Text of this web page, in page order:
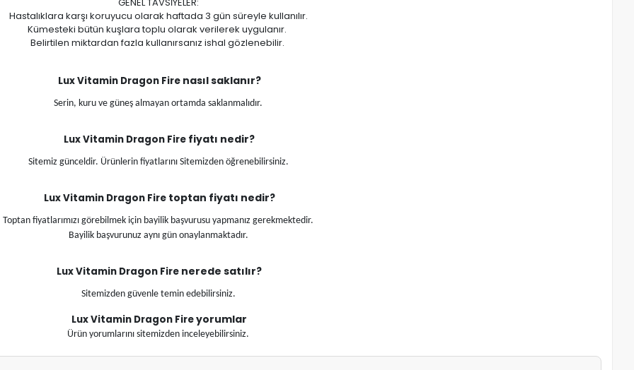
GENEL TAVSİYELER:
Hastalıklara karşı koruyucu olarak haftada 3 gün süreyle kullanılır.
Kümesteki bütün kuşlara toplu olarak verilerek uygulanır.
Belirtilen miktardan fazla kullanırsanız ishal gözlenebilir.
Lux Vitamin Dragon Firenasıl saklanır?
Serin, kuru ve güneş almayan ortamda saklanmalıdır.
Lux Vitamin Dragon Fire fiyatı nedir?
Sitemiz günceldir. Ürünlerin fiyatlarını Sitemizden öğrenebilirsiniz.
Lux Vitamin Dragon Firetoptan fiyatı nedir?
Toptan fiyatlarımızı görebilmek için bayilik başvurusu yapmanız gerekmektedir.
Bayilik başvurunuz aynı gün onaylanmaktadır.
Lux Vitamin Dragon Fire nerede satılır?
Sitemizden güvenle temin edebilirsiniz.
Lux Vitamin Dragon Fireyorumlar
Ürün yorumlarını sitemizden inceleyebilirsiniz.